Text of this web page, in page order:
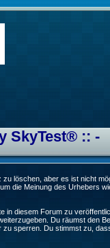
SkyTest® :: -
löschen, aber es ist nicht
die Meinung des Urhebers
in diesem Forum zu
Du räumst den
sperren. Du stimmst zu,